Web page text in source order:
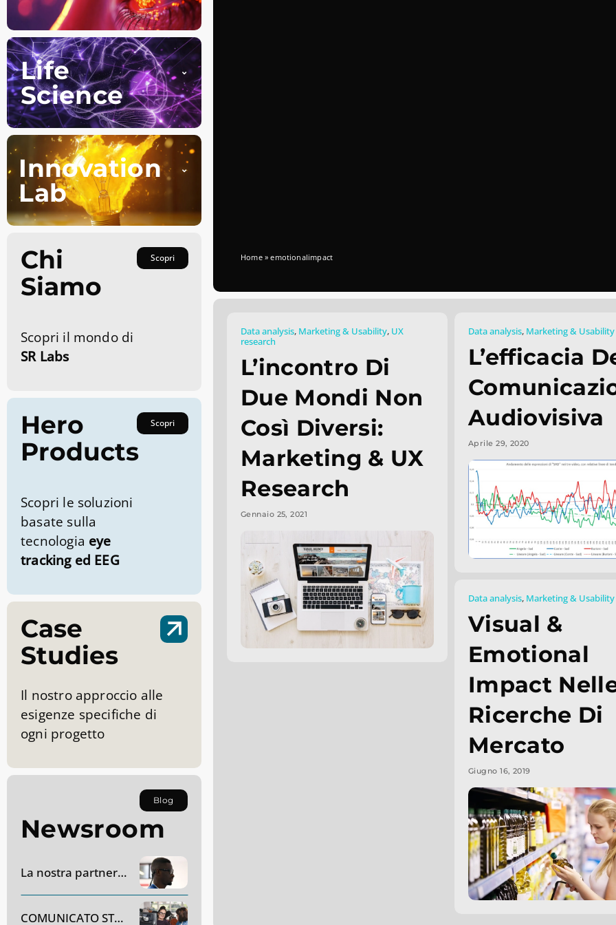
Life
Science
Innovation
Lab
Chi
Siamo
Scopri
Scopri il mondo di
SR Labs
Hero
Products
Scopri
Scopri le soluzioni
basate sulla
tecnologia eye
tracking ed EEG
Case
Studies
Il nostro approccio alle
esigenze specifiche di
ogni progetto
Blog
Newsroom
La nostra partnership con AC Monza
COMUNICATO STAMPA – Dynavox Group acquisirà SR Labs Healthcare in Italia
Home»emotionalimpact
Data analysis, Marketing & Usability, UX
research
L’incontro Di
Due Mondi Non
Così Diversi:
Marketing & UX
Research
Gennaio 25, 2021
Data analysis, Marketing & Usability
L’efficacia
Audiovisiva
Aprile 29, 2020
Data analysis, Marketing & Usability
Visual &
Emotional
Impact
Ricerche Di
Mercato
Giugno 16, 2019